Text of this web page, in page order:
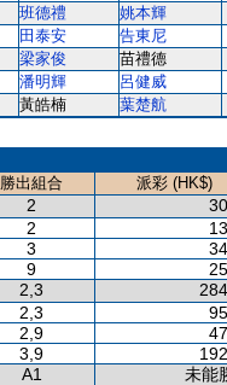
班德禮 姚本輝
田泰安 告東尼
梁家俊 苗禮德
潘明輝 呂健威
黃皓楠
葉楚航
勝出組合
派彩 (HK$)
2
2
3
9
2,3
2,3
2,9
3,9
A1
未能